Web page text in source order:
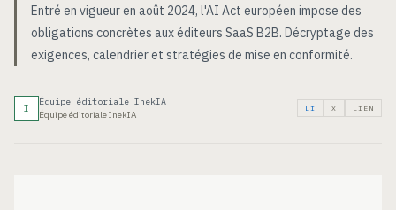
Entré en vigueur en août 2024, l'AI Act européen impose des
obligations concrètes aux éditeurs SaaS B2B. Décryptage des
exigences, calendrier et stratégies de mise en conformité.
I
Équipe éditoriale InekIA
Équipe éditoriale InekIA
LI X LIEN